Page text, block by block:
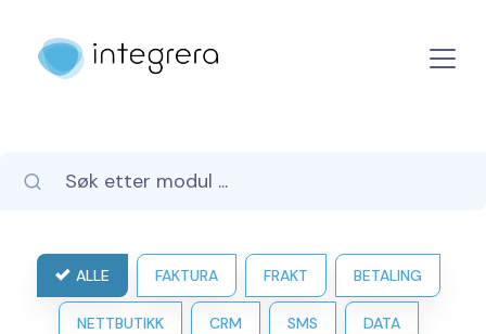
ALLE FAKTURA FRAKT BETALING
NETTBUTIKK CRM SMS DATA